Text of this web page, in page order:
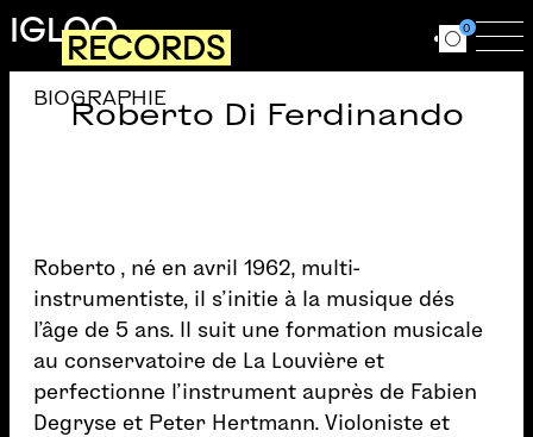
Aller au contenu principal
IGLOORECORDS Ouvrir le
0
Roberto Di Ferdinando
BIOGRAPHIE
Roberto , né en avril 1962, multi-
instrumentiste, il s’initie à la musique dés
l’âge de 5 ans. Il suit une formation musicale
au conservatoire de La Louvière et
perfectionne l’instrument auprès de Fabien
Degryse et Peter Hertmann. Violoniste et